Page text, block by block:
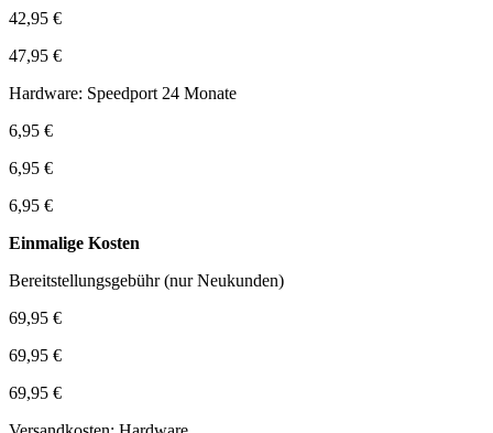
42,95 €
47,95 €
Hardware: Speedport 24 Monate
6,95 €
6,95 €
6,95 €
Einmalige Kosten
Bereitstellungsgebühr (nur Neukunden)
69,95 €
69,95 €
69,95 €